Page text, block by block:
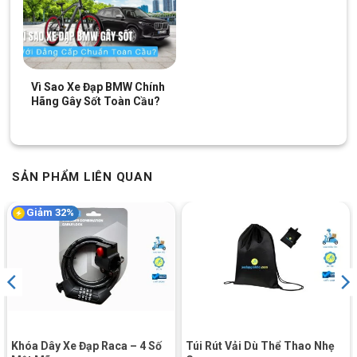
Road, Touring, xe đạp thành phố.
Chỉ cần lắp đặt dễ dàng trên đa dạng dòng xe đạp
Xem thêm: Mẫu phụ kiệnkhóa an toàncho
Vì Sao Xe Đạp BMW Chính
Hãng Gây Sốt Toàn Cầu?
SẢN PHẨM LIÊN QUAN
Giảm 32%
Khóa Dây Xe Đạp Raca – 4 Số
Túi Rút Vải Dù Thể Thao Nhẹ